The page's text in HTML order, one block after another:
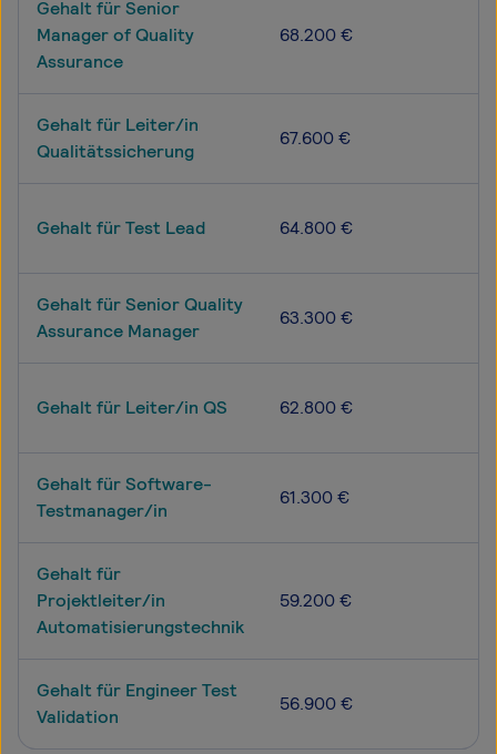
Gehalt für Senior
Manager of Quality
Assurance
68.200 €
Gehalt für Leiter/in
Qualitätssicherung
67.600 €
Gehalt für Test Lead 64.800 €
Gehalt für Senior Quality
Assurance Manager
63.300 €
Gehalt für Leiter/in QS 62.800 €
Gehalt für Software-
Testmanager/in
61.300 €
Gehalt für
Projektleiter/in
Automatisierungstechnik
59.200 €
Gehalt für Engineer Test
Validation
56.900 €